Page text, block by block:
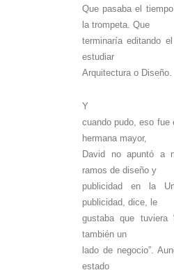
Que pasaba el
la trompeta. Que
terminaría editando
estudiar
Arquitectura o Diseño.
Y
cuando pudo, eso fue
hermana mayor,
David no apuntó a
ramos de diseño y
publicidad en la
publicidad, dice, le
gustaba que
también un
lado de negocio”.
estado